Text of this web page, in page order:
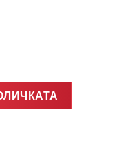
Rexton II 2017-